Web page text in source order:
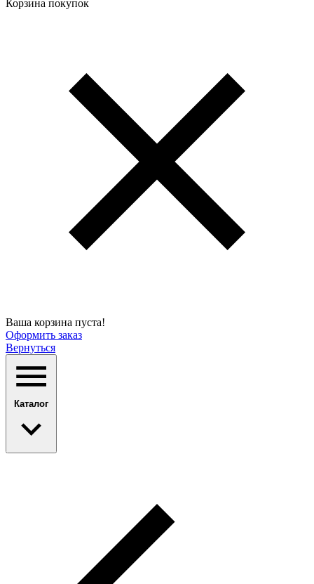
Корзина покупок
Ваша корзина пуста!
Оформить заказ
Вернуться
Каталог